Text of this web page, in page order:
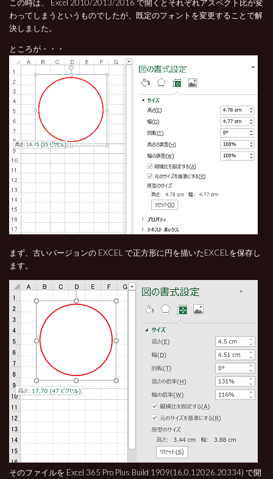
この時は、 Excel 2010/2013/2016 で開くとそれぞれアスペクト比が変
わってしまうというものでしたが、既定のフォントを変更することで解
決しました。
ところが・・・
まず、古いバージョンの EXCEL で正方形に円を描いたEXCELを保存し
ます。
そのファイルを Excel 365 Pro Plus Build 1909(16.0.12026.20334) で開